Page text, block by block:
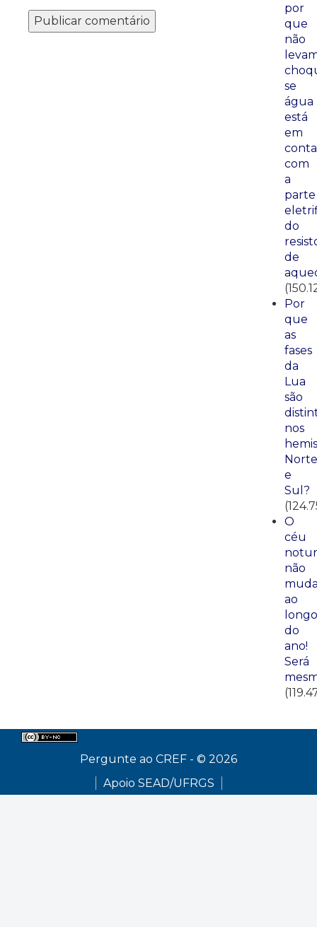
por
que
não
se
água
está
em
com
a
parte
do
de
Por
que
as
fases
da
Lua
são
nos
Norte
e
Sul?
O
céu
não
ao
longo
do
ano!
Será
Pergunte ao CREF - © 2026
Apoio SEAD/UFRGS